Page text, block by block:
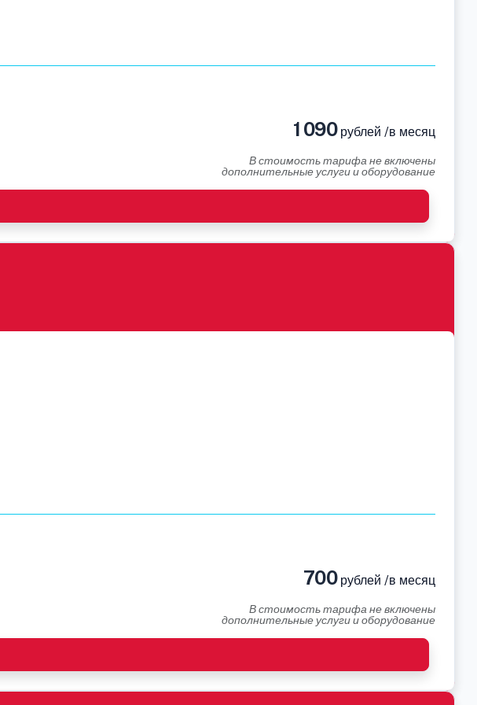
1 090рублей /в месяц
В стоимость тарифа не включены
дополнительные услуги и оборудование
700рублей /в месяц
В стоимость тарифа не включены
дополнительные услуги и оборудование